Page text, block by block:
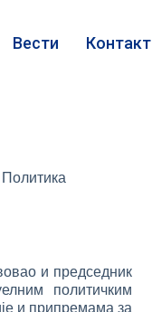
Вести Контакт
Политика
и председник
политичким
и припремама за